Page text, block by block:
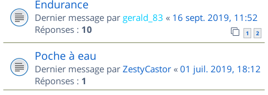
Endurance
Dernier message par gerald_83 « 16 sept. 2019, 11:52
Réponses : 10 1 2
Poche à eau
Dernier message par ZestyCastor « 01 juil. 2019, 18:12
Réponses : 1